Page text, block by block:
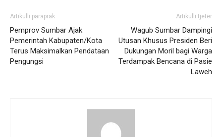
Artikulli paraprak
Pemprov Sumbar Ajak
Pemerintah Kabupaten/Kota
Terus Maksimalkan Pendataan
Pengungsi
Artikulli tjetër
Wagub Sumbar Dampingi
Utusan Khusus Presiden Beri
Dukungan Moril bagi Warga
Terdampak Bencana di Pasie
Laweh